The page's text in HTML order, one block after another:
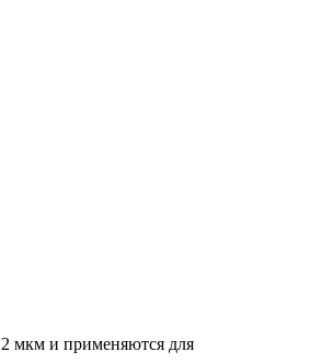
мкм и применяются для